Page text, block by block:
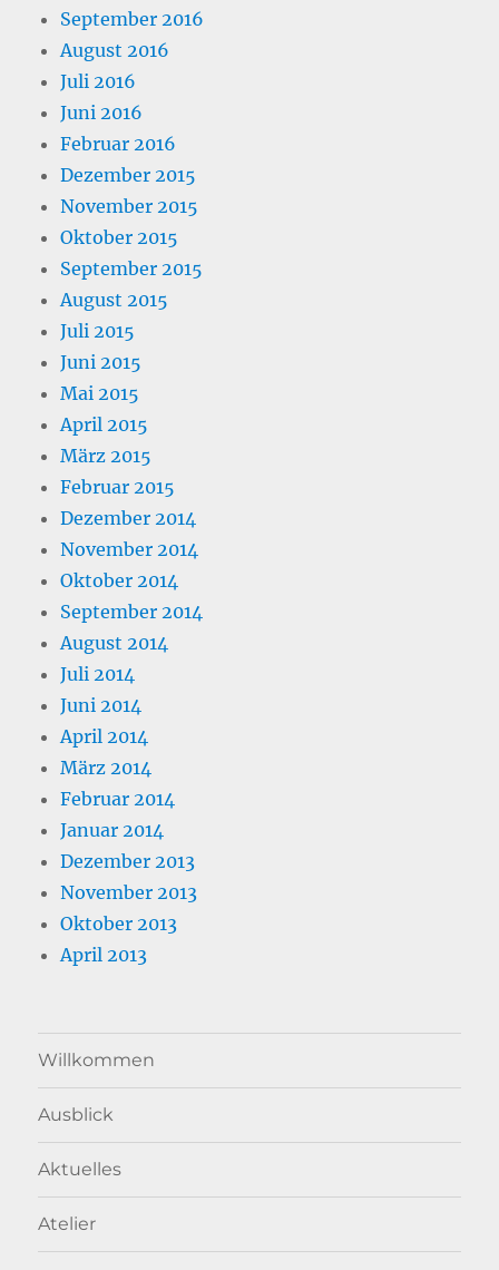
September 2016
August 2016
Juli 2016
Juni 2016
Februar 2016
Dezember 2015
November 2015
Oktober 2015
September 2015
August 2015
Juli 2015
Juni 2015
Mai 2015
April 2015
März 2015
Februar 2015
Dezember 2014
November 2014
Oktober 2014
September 2014
August 2014
Juli 2014
Juni 2014
April 2014
März 2014
Februar 2014
Januar 2014
Dezember 2013
November 2013
Oktober 2013
April 2013
Willkommen
Ausblick
Aktuelles
Atelier